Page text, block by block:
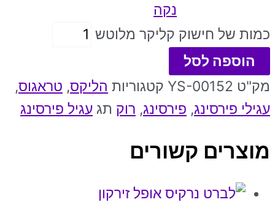
נקה
כמות של חישוק קליקר מלוטש
הוספה לסל
מק"ט YS-00152 קטגוריות הליקס, טראגוס,
עגילי פירסינג, פירסינג, רוק תג עגיל פירסינג
מוצרים קשורים